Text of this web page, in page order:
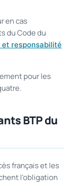
en cas
du Code du
responsabilité
pour les
BTP du
français et les
l'obligation